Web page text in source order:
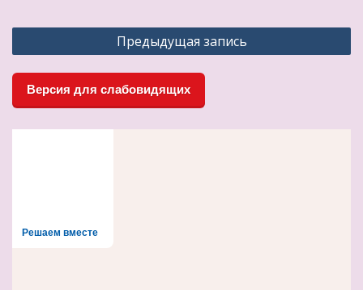
Навигация
по
записям
Предыдущая запись
Версия для слабовидящих
Решаем вместе